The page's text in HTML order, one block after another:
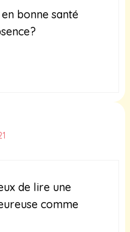
bonne santé
de lire une
comme